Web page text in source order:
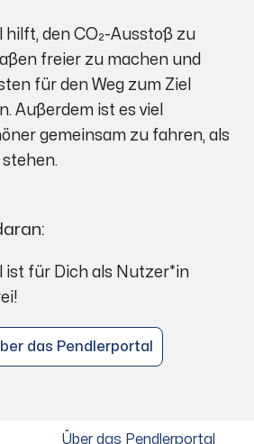
hilft, den CO₂-Ausstoß zu
freier zu machen und
für den Weg zum Ziel
Außerdem ist es viel
gemeinsam zu fahren, als
ist für Dich als Nutzer*in
das Pendlerportal
Über das Pendlerportal